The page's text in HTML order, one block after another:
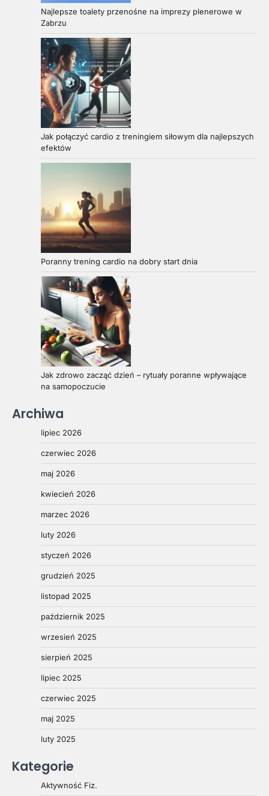
Najlepsze toalety przenośne na imprezy plenerowe w
Zabrzu
Jak połączyć cardio z treningiem siłowym dla najlepszych
efektów
Poranny trening cardio na dobry start dnia
Jak zdrowo zacząć dzień – rytuały poranne wpływające
na samopoczucie
Archiwa
lipiec 2026
czerwiec 2026
maj 2026
kwiecień 2026
marzec 2026
luty 2026
styczeń 2026
grudzień 2025
listopad 2025
październik 2025
wrzesień 2025
sierpień 2025
lipiec 2025
czerwiec 2025
maj 2025
luty 2025
Kategorie
Aktywność Fiz.